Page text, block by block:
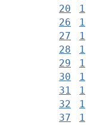
20
1
26
1
27
1
28
1
29
1
30
1
31
1
32
1
37
1